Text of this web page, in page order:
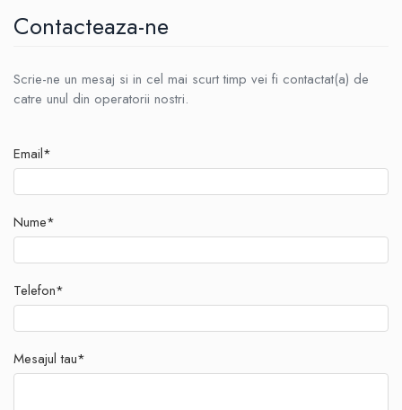
Contacteaza-ne
Scrie-ne un mesaj si in cel mai scurt timp vei fi contactat(a) de
catre unul din operatorii nostri.
Email*
Nume*
Telefon*
Mesajul tau*